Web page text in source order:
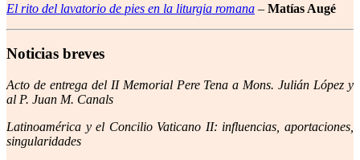
El rito del lavatorio de pies en la liturgia romana – Matías Augé
Noticias breves
Acto de entrega del II Memorial Pere Tena a Mons. Julián López y
al P. Juan M. Canals
Latinoamérica y el Concilio Vaticano II: influencias, aportaciones,
singularidades